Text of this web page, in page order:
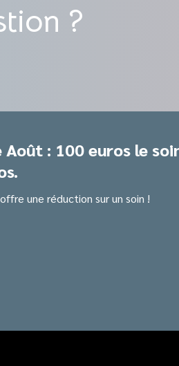
?
: 100 euros le
une réduction sur un soin !